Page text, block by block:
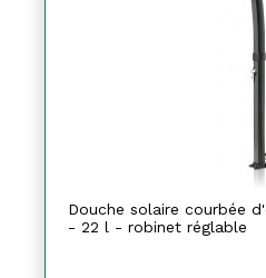
Douche solaire courbée
- 22 l - robinet réglable